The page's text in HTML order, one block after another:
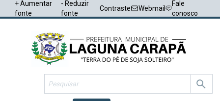
+ Aumentar
fonte
- Reduzir
fonte
Contraste Webmail
Fale
conosco